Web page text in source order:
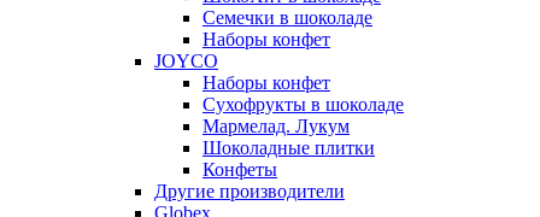
Семечки в шоколаде
Наборы конфет
JOYCO
Наборы конфет
Сухофрукты в шоколаде
Мармелад. Лукум
Шоколадные плитки
Конфеты
Другие производители
Globex